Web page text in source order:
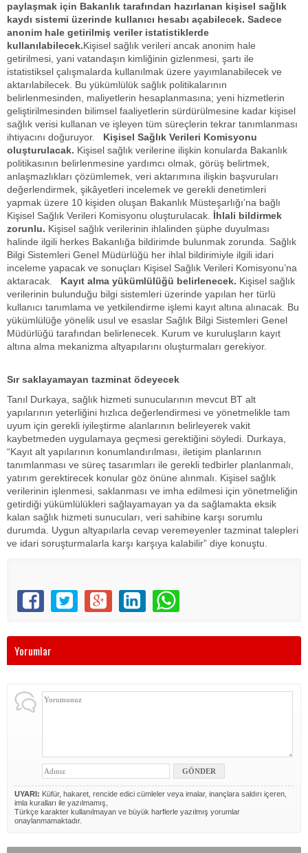
paylaşmak için Bakanlık tarafından hazırlanan kişisel sağlık
kaydı sistemi üzerinde kullanıcı hesabı açabilecek. Sadece
anonim hale getirilmiş veriler istatistiklerde
kullanılabilecek.Kişisel sağlık verileri ancak anonim hale
getirilmesi, yani vatandaşın kimliğinin gizlenmesi, şartı ile
istatistiksel çalışmalarda kullanılmak üzere yayımlanabilecek ve
aktarılabilecek. Bu yükümlülük sağlık politikalarının
belirlenmesinden, maliyetlerin hesaplanmasına; yeni hizmetlerin
geliştirilmesinden bilimsel faaliyetlerin sürdürülmesine kadar kişisel
sağlık verisi kullanan ve işleyen tüm süreçlerin tekrar tanımlanması
ihtiyacını doğuruyor. Kişisel Sağlık Verileri Komisyonu
oluşturulacak. Kişisel sağlık verilerine ilişkin konularda Bakanlık
politikasının belirlenmesine yardımcı olmak, görüş belirtmek,
anlaşmazlıkları çözümlemek, veri aktarımına ilişkin başvuruları
değerlendirmek, şikâyetleri incelemek ve gerekli denetimleri
yapmak üzere 10 kişiden oluşan Bakanlık Müsteşarlığı’na bağlı
Kişisel Sağlık Verileri Komisyonu oluşturulacak. İhlali bildirmek
zorunlu. Kişisel sağlık verilerinin ihlalinden şüphe duyulması
halinde ilgili herkes Bakanlığa bildirimde bulunmak zorunda. Sağlık
Bilgi Sistemleri Genel Müdürlüğü her ihlal bildirimiyle ilgili idari
inceleme yapacak ve sonuçları Kişisel Sağlık Verileri Komisyonu’na
aktaracak. Kayıt alma yükümlülüğü belirlenecek. Kişisel sağlık
verilerinin bulunduğu bilgi sistemleri üzerinde yapılan her türlü
kullanıcı tanımlama ve yetkilendirme işlemi kayıt altına alınacak. Bu
yükümlülüğe yönelik usul ve esaslar Sağlık Bilgi Sistemleri Genel
Müdürlüğü tarafından belirlenecek. Kurum ve kuruluşların kayıt
altına alma mekanizma altyapılarını oluşturmaları gerekiyor.
Sır saklayamayan tazminat ödeyecek
Tanıl Durkaya, sağlık hizmeti sunucularının mevcut BT alt
yapılarının yeterliğini hızlıca değerlendirmesi ve yönetmelikle tam
uyum için gerekli iyileştirme alanlarının belirleyerek vakit
kaybetmeden uygulamaya geçmesi gerektiğini söyledi. Durkaya,
“Kayıt alt yapılarının konumlandırılması, iletişim planlarının
tanımlanması ve süreç tasarımları ile gerekli tedbirler planlanmalı,
yatırım gerektirecek konular göz önüne alınmalı. Kişisel sağlık
verilerinin işlenmesi, saklanması ve imha edilmesi için yönetmeliğin
getirdiği yükümlülükleri sağlayamayan ya da sağlamakta eksik
kalan sağlık hizmeti sunucuları, veri sahibine karşı sorumlu
durumda. Uygun altyapılarla cevap veremeyenler tazminat talepleri
ve idari soruşturmalarla karşı karşıya kalabilir” diye konuştu.
Yorumlar
UYARI: Küfür, hakaret, rencide edici cümleler veya imalar, inançlara saldırı içeren,
imla kuralları ile yazılmamış,
Türkçe karakter kullanılmayan ve büyük harflerle yazılmış yorumlar
onaylanmamaktadır.